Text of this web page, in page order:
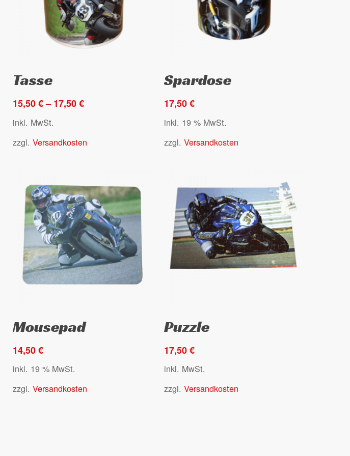
Go to shop
Produkt
mehrere
Varianten
Die
auf
der
Produktseite
gewählt
werden
Tasse
15,50€– 17,50€
inkl. MwSt.
zzgl.Versandkosten
Spardose
17,50€
inkl. 19 % MwSt.
zzgl. Versandkosten
Mousepad
14,50€
inkl. 19 % MwSt.
zzgl.Versandkosten
Produkt
mehrere
Varianten
Die
Puzzle
17,50€
inkl. MwSt.
zzgl. Versandkosten